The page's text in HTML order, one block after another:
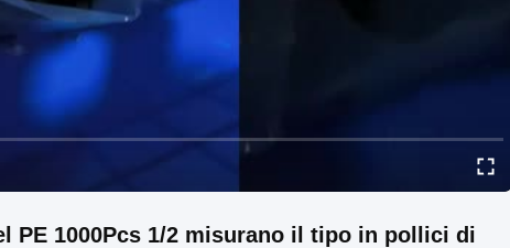
PE 1000Pcs 1/2 misurano il tipo in pollici di